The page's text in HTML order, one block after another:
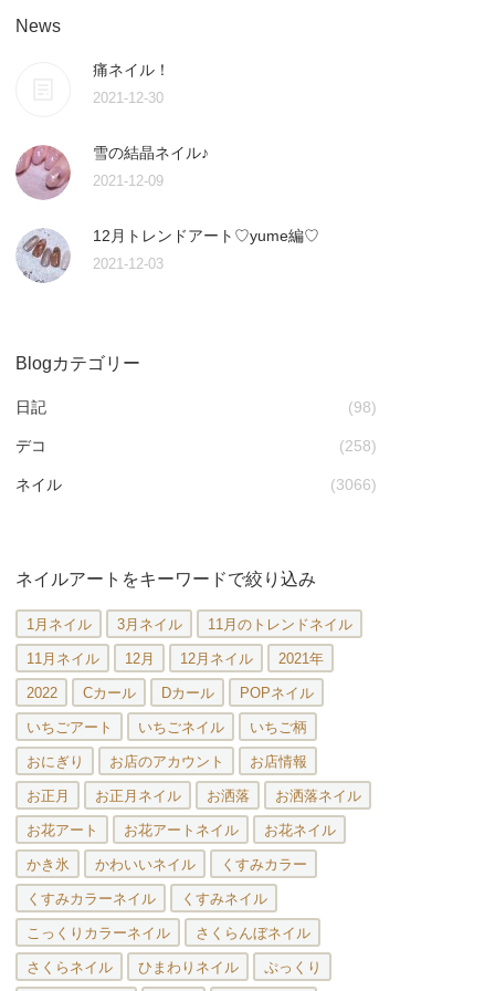
News
痛ネイル！
2021-12-30
雪の結晶ネイル♪
2021-12-09
12月トレンドアート♡yume編♡
2021-12-03
Blogカテゴリー
日記 (98)
デコ (258)
ネイル (3066)
ネイルアートをキーワードで絞り込み
1月ネイル 3月ネイル 11月のトレンドネイル
11月ネイル 12月 12月ネイル 2021年
2022 Cカール Dカール POPネイル
いちごアート いちごネイル いちご柄
おにぎり お店のアカウント お店情報
お正月 お正月ネイル お洒落 お洒落ネイル
お花アート お花アートネイル お花ネイル
かき氷 かわいいネイル くすみカラー
くすみカラーネイル くすみネイル
こっくりカラーネイル さくらんぼネイル
さくらネイル ひまわりネイル ぷっくり